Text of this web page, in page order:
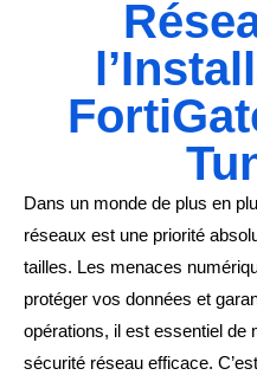
Dans un monde de plus en
réseaux est une priorité
tailles. Les menaces
protéger vos données et
opérations, il est essentiel de
sécurité réseau efficace.